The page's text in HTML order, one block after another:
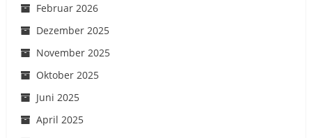
Februar 2026
Dezember 2025
November 2025
Oktober 2025
Juni 2025
April 2025